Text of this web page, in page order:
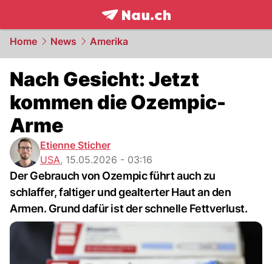
frontpage.NAU.ch
Home News Amerika
Nach Gesicht: Jetzt
kommen die Ozempic-
Arme
Etienne Sticher
USA, 15.05.2026 - 03:16
Der Gebrauch von Ozempic führt auch zu
schlaffer, faltiger und gealterter Haut an den
Armen. Grund dafür ist der schnelle Fettverlust.